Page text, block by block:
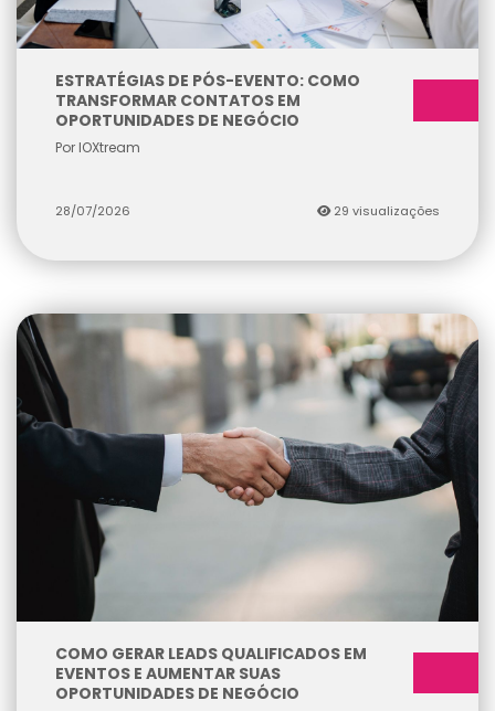
ESTRATÉGIAS DE PÓS-EVENTO: COMO
TRANSFORMAR CONTATOS EM
OPORTUNIDADES DE NEGÓCIO
Por IOXtream
28/07/2026 29 visualizações
COMO GERAR LEADS QUALIFICADOS EM
EVENTOS E AUMENTAR SUAS
OPORTUNIDADES DE NEGÓCIO